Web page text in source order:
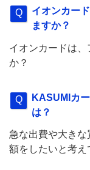
イオンカー
ますか？
イオンカードは
か？
KASUMIカ
は？
急な出費や大き
額をしたいと考え